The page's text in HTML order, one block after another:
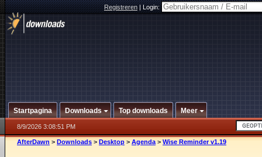
Registreren|Login:
Startpagina Downloads Top downloads Meer
8/9/2026 3:08:51 PM
AfterDawn > Downloads > Desktop > Agenda > Wise Reminder v1.19